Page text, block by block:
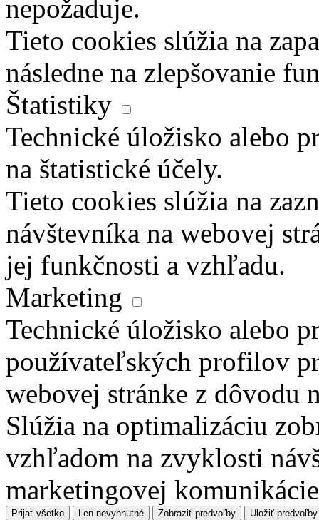
nepožaduje.
Tieto cookies slúžia na
následne na zlepšovanie
Štatistiky
Technické úložisko alebo
na štatistické účely.
Tieto cookies slúžia na
návštevníka na webovej
jej funkčnosti a vzhľadu.
Marketing
Technické úložisko alebo
používateľských profilov
webovej stránke z dôvodu
Slúžia na optimalizáciu
vzhľadom na zvyklosti
marketingovej
Prijať všetko Len nevyhnutné Zobraziť predvoľby Uložiť predvoľby